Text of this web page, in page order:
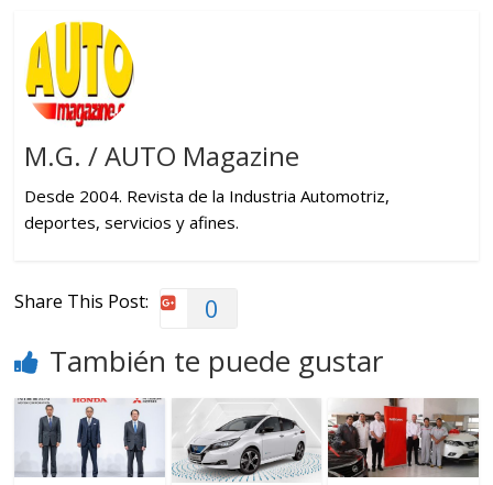
M.G. / AUTO Magazine
Desde 2004. Revista de la Industria Automotriz,
deportes, servicios y afines.
Share This Post: 0
También te puede gustar